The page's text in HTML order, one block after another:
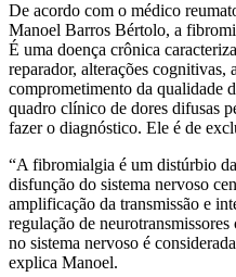
De acordo com o médico
Manoel Barros Bértolo, a
É uma doença crônica
reparador, alterações cognitivas,
comprometimento da qualidade
quadro clínico de dores difusas
fazer o diagnóstico. Ele é de
“A fibromialgia é um distúrbio
disfunção do sistema nervoso
amplificação da transmissão e
regulação de
no sistema nervoso é
explica Manoel.